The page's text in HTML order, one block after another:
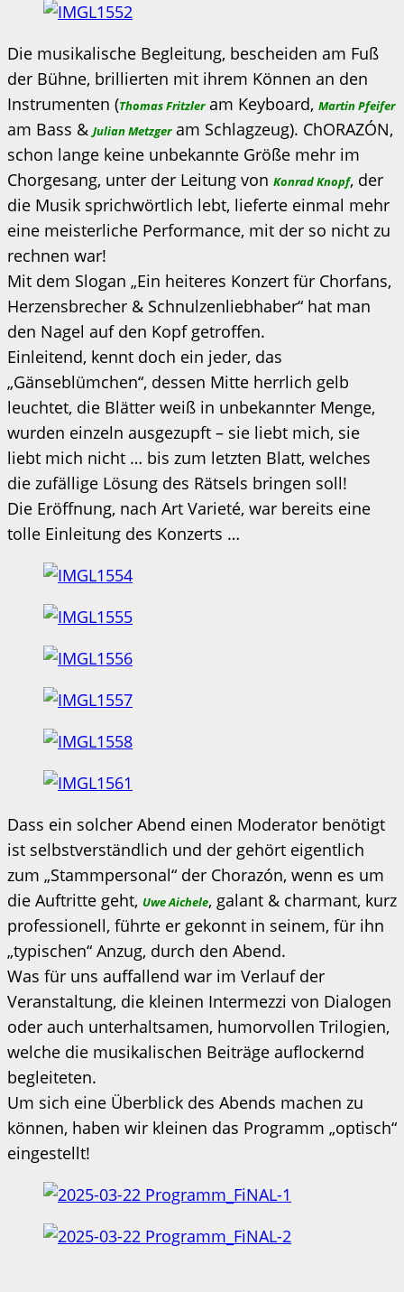
Die musikalische Begleitung, bescheiden am Fuß
der Bühne, brillierten mit ihrem Können an den
Instrumenten (Thomas Fritzleram Keyboard, Martin Pfeifer
am Bass & Julian Metzgeram Schlagzeug). ChORAZÓN,
schon lange keine unbekannte Größe mehr im
Chorgesang, unter der Leitung von Konrad Knopf, der
die Musik sprichwörtlich lebt, lieferte einmal mehr
eine meisterliche Performance, mit der so nicht zu
rechnen war!
Mit dem Slogan „Ein heiteres Konzert für Chorfans,
Herzensbrecher & Schnulzenliebhaber“ hat man
den Nagel auf den Kopf getroffen.
Einleitend, kennt doch ein jeder, das
„Gänseblümchen“, dessen Mitte herrlich gelb
leuchtet, die Blätter weiß in unbekannter Menge,
wurden einzeln ausgezupft – sie liebt mich, sie
liebt mich nicht … bis zum letzten Blatt, welches
die zufällige Lösung des Rätsels bringen soll!
Die Eröffnung, nach Art Varieté, war bereits eine
tolle Einleitung des Konzerts …
Dass ein solcher Abend einen Moderator benötigt
ist selbstverständlich und der gehört eigentlich
zum „Stammpersonal“ der Chorazón, wenn es um
die Auftritte geht, Uwe Aichele, galant & charmant, kurz
professionell, führte er gekonnt in seinem, für ihn
„typischen“ Anzug, durch den Abend.
Was für uns auffallend war im Verlauf der
Veranstaltung, die kleinen Intermezzi von Dialogen
oder auch unterhaltsamen, humorvollen Trilogien,
welche die musikalischen Beiträge auflockernd
begleiteten.
Um sich eine Überblick des Abends machen zu
können, haben wir kleinen das Programm „optisch“
eingestellt!